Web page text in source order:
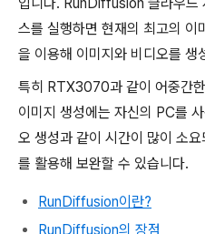
스를 실행하면 현재의 최고의
을 이용해 이미지와 비디오를 생
특히 RTX3070과 같이 어중간
이미지 생성에는 자신의 PC를
오 생성과 같이 시간이 많이 소
를 활용해 보완할 수 있습니다.
RunDiffusion이란?
RunDiffusion의 장점